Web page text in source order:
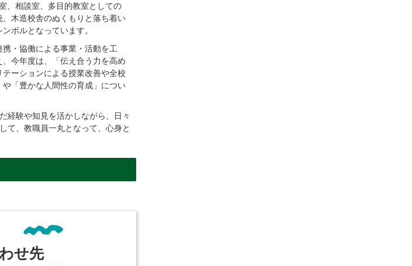
、相談室、多目的教室としての
木造校舎のぬくもりと落ち着い
ボルとなっています。
・協働による事業・活動を工
今年度は、「伝え合う力を高め
ーションによる授業改善や全校
「豊かな人間性の育成」につい
経験や知見を活かしながら、日々
て、教職員一丸となって、心身と
せ先